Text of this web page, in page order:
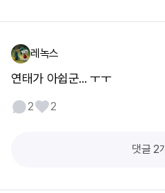
레녹스
연태가 아쉽군... ㅜㅜ
2 2
댓글 2